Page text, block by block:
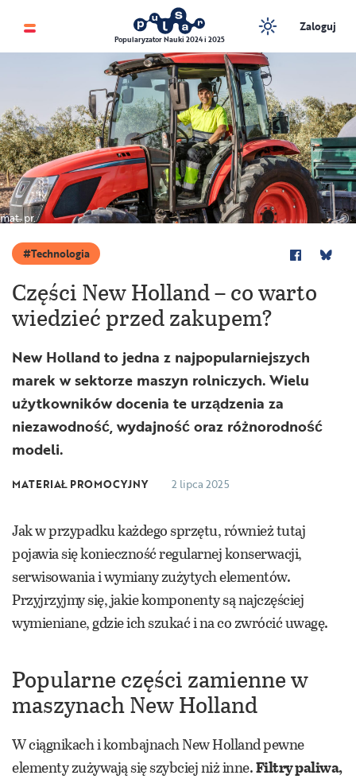
Popularyzator Nauki 2024 i 2025
Zaloguj
mat. pr.
Technologia
Części New Holland – co warto
wiedzieć przed zakupem?
New Holland to jedna z najpopularniejszych
marek w sektorze maszyn rolniczych. Wielu
użytkowników docenia te urządzenia za
niezawodność, wydajność oraz różnorodność
modeli.
MATERIAŁ PROMOCYJNY 2 lipca 2025
Jak w przypadku każdego sprzętu, również tutaj
pojawia się konieczność regularnej konserwacji,
serwisowania i wymiany zużytych elementów.
Przyjrzyjmy się, jakie komponenty są najczęściej
wymieniane, gdzie ich szukać i na co zwrócić uwagę.
Popularne części zamienne w
maszynach New Holland
W ciągnikach i kombajnach New Holland pewne
elementy zużywają się szybciej niż inne.Filtry paliwa,